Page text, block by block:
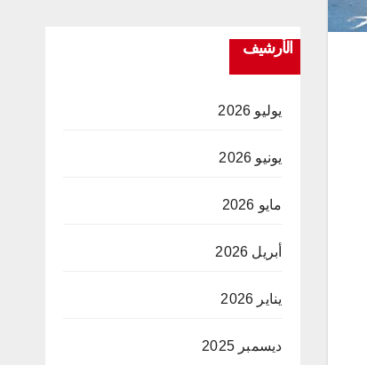
الأرشيف
يوليو 2026
يونيو 2026
مايو 2026
أبريل 2026
يناير 2026
ديسمبر 2025